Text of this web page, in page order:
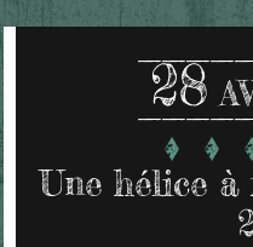
28
Une hélice à